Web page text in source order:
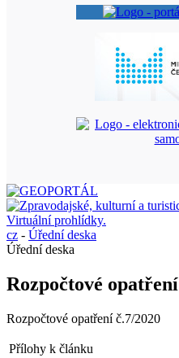
cz - Úřední deska
Úřední deska
Rozpočtové opatření
Rozpočtové opatření č.7/2020
Přílohy k článku